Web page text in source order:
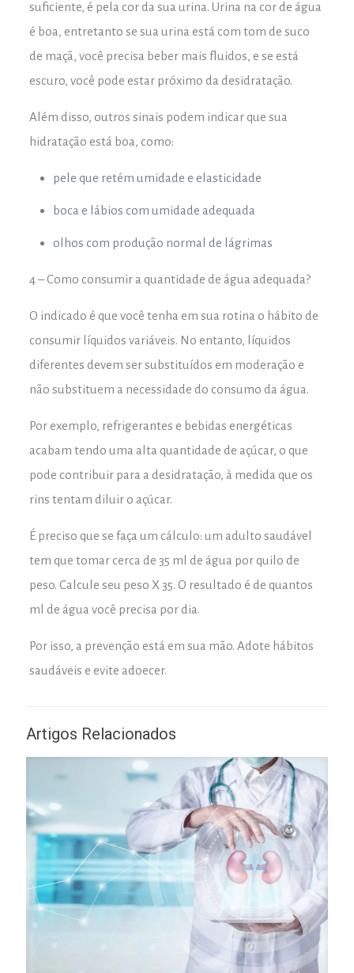
suficiente, é pela cor da sua urina. Urina na cor de água
é boa, entretanto se sua urina está com tom de suco
de maçã, você precisa beber mais fluidos, e se está
escuro, você pode estar próximo da desidratação.
Além disso, outros sinais podem indicar que sua
hidratação está boa, como:
pele que retém umidade e elasticidade
boca e lábios com umidade adequada
olhos com produção normal de lágrimas
4 – Como consumir a quantidade de água adequada?
O indicado é que você tenha em sua rotina o hábito de
consumir líquidos variáveis. No entanto, líquidos
diferentes devem ser substituídos em moderação e
não substituem a necessidade do consumo da água.
Por exemplo, refrigerantes e bebidas energéticas
acabam tendo uma alta quantidade de açúcar, o que
pode contribuir para a desidratação, à medida que os
rins tentam diluir o açúcar.
É preciso que se faça um cálculo: um adulto saudável
tem que tomar cerca de 35 ml de água por quilo de
peso. Calcule seu peso X 35. O resultado é de quantos
ml de água você precisa por dia.
Por isso, a prevenção está em sua mão. Adote hábitos
saudáveis e evite adoecer.
Artigos Relacionados